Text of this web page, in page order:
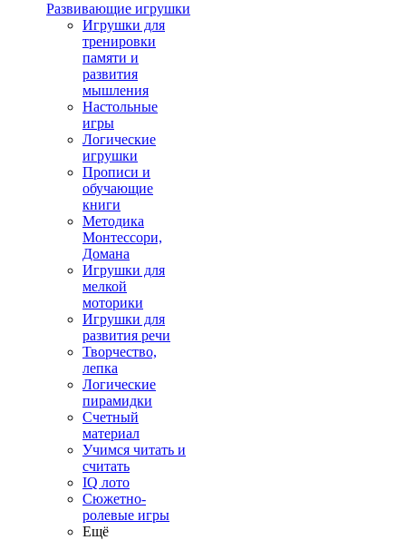
Развивающие игрушки
Игрушки для
тренировки
памяти и
развития
мышления
Настольные
игры
Логические
игрушки
Прописи и
обучающие
книги
Методика
Монтессори,
Домана
Игрушки для
мелкой
моторики
Игрушки для
развития речи
Творчество,
лепка
Логические
пирамидки
Счетный
материал
Учимся читать и
считать
IQ лото
Сюжетно-
ролевые игры
Ещё